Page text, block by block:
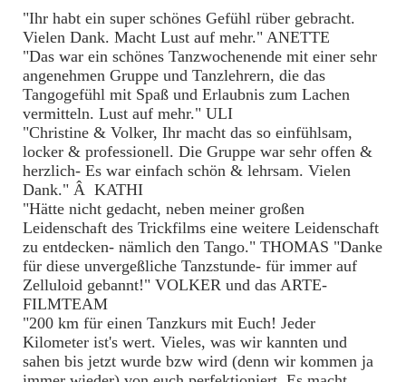
"Ihr habt ein super schönes Gefühl rüber gebracht.
Vielen Dank. Macht Lust auf mehr." ANETTE
"Das war ein schönes Tanzwochenende mit einer sehr
angenehmen Gruppe und Tanzlehrern, die das
Tangogefühl mit Spaß und Erlaubnis zum Lachen
vermitteln. Lust auf mehr." ULI
"Christine & Volker, Ihr macht das so einfühlsam,
locker & professionell. Die Gruppe war sehr offen &
herzlich- Es war einfach schön & lehrsam. Vielen
Dank." Â KATHI
"Hätte nicht gedacht, neben meiner großen
Leidenschaft des Trickfilms eine weitere Leidenschaft
zu entdecken- nämlich den Tango." THOMAS "Danke
für diese unvergeßliche Tanzstunde- für immer auf
Zelluloid gebannt!" VOLKER und das ARTE-
FILMTEAM
"200 km für einen Tanzkurs mit Euch! Jeder
Kilometer ist's wert. Vieles, was wir kannten und
sahen bis jetzt wurde bzw wird (denn wir kommen ja